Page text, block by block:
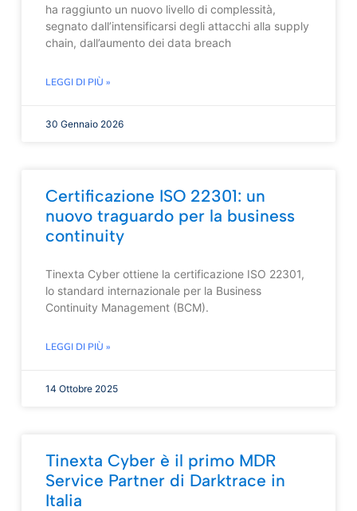
ha raggiunto un nuovo livello di complessità,
segnato dall’intensificarsi degli attacchi alla supply
chain, dall’aumento dei data breach
LEGGI DI PIÙ »
30 Gennaio 2026
Certificazione ISO 22301: un
nuovo traguardo per la business
continuity
Tinexta Cyber ottiene la certificazione ISO 22301,
lo standard internazionale per la Business
Continuity Management (BCM).
LEGGI DI PIÙ »
14 Ottobre 2025
Tinexta Cyber è il primo MDR
Service Partner di Darktrace in
Italia